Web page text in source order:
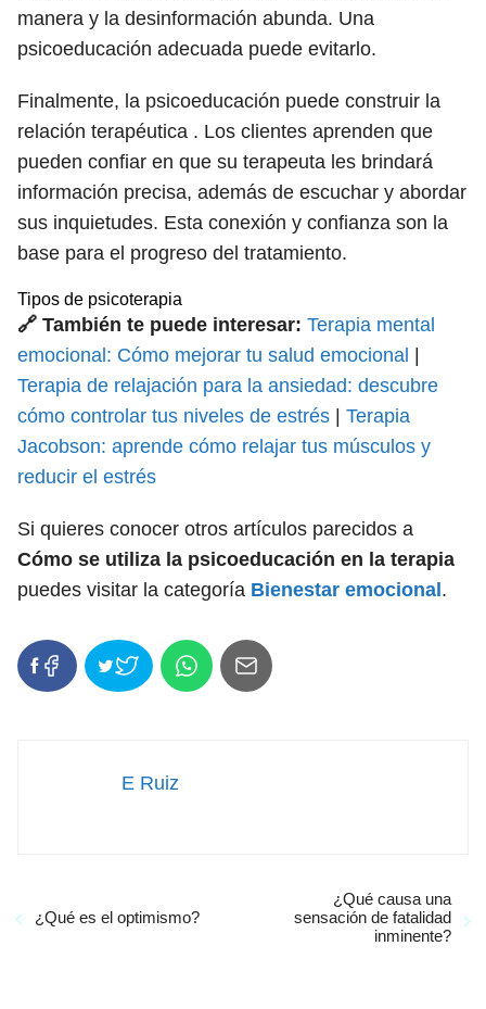
manera y la desinformación abunda. Una
psicoeducación adecuada puede evitarlo.
Finalmente, la psicoeducación puede construir la
relación terapéutica . Los clientes aprenden que
pueden confiar en que su terapeuta les brindará
información precisa, además de escuchar y abordar
sus inquietudes. Esta conexión y confianza son la
base para el progreso del tratamiento.
Tipos de psicoterapia
🔗 También te puede interesar: Terapia mental
emocional: Cómo mejorar tu salud emocional
Terapia de relajación para la ansiedad: descubre
cómo controlar tus niveles de estrés
Terapia
Jacobson: aprende cómo relajar tus músculos y
reducir el estrés
Si quieres conocer otros artículos parecidos a
Cómo se utiliza la psicoeducación en la terapia
puedes visitar la categoría Bienestar emocional .
E Ruiz
¿Qué es el optimismo?
¿Qué causa una
sensación de fatalidad
inminente?